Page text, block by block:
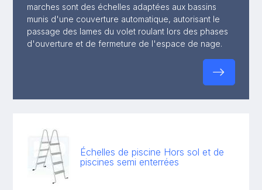
marches sont des échelles adaptées aux bassins
munis d'une couverture automatique, autorisant le
passage des lames du volet roulant lors des phases
d'ouverture et de fermeture de l'espace de nage.
Échelles de piscine Hors sol et de
piscines semi enterrées